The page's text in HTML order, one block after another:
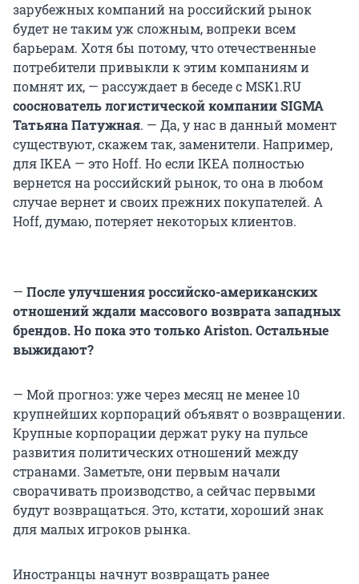
зарубежных компаний на российский рынок
будет не таким уж сложным, вопреки всем
барьерам. Хотя бы потому, что отечественные
потребители привыкли к этим компаниям и
помнят их, — рассуждает в беседе с MSK1.RU
сооснователь логистической компании SIGMA
Татьяна Патужная. — Да, у нас в данный момент
существуют, скажем так, заменители. Например,
для IKEA — это Hoff. Но если IKEA полностью
вернется на российский рынок, то она в любом
случае вернет и своих прежних покупателей. А
Hoff, думаю, потеряет некоторых клиентов.
— После улучшения российско-американских
отношений ждали массового возврата западных
брендов. Но пока это только Ariston. Остальные
выжидают?
— Мой прогноз: уже через месяц не менее 10
крупнейших корпораций объявят о возвращении.
Крупные корпорации держат руку на пульсе
развития политических отношений между
странами. Заметьте, они первым начали
сворачивать производство, а сейчас первыми
будут возвращаться. Это, кстати, хороший знак
для малых игроков рынка.
Иностранцы начнут возвращать ранее